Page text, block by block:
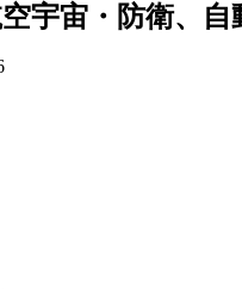
宇宙・防衛、